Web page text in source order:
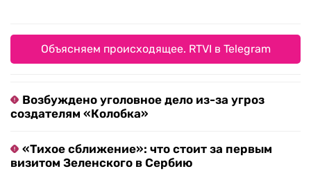
Объясняем происходящее. RTVI в Telegram
Возбуждено уголовное дело из-за угроз
создателям «Колобка»
«Тихое сближение»: что стоит за первым
визитом Зеленского в Сербию